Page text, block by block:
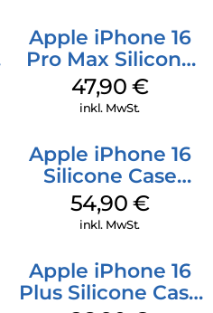
Apple iPhone 16
Pro Max Silicone
Case MagSafe
Black
47,90 €
inkl. MwSt.
Apple iPhone 16
Silicone Case
MagSafe Black
54,90 €
inkl. MwSt.
Apple iPhone 16
Plus Silicone Case